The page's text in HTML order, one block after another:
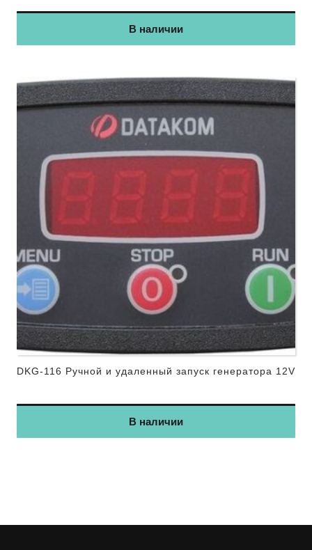
В наличии
DKG-116 Ручной и удаленный запуск генератора 12V
В наличии